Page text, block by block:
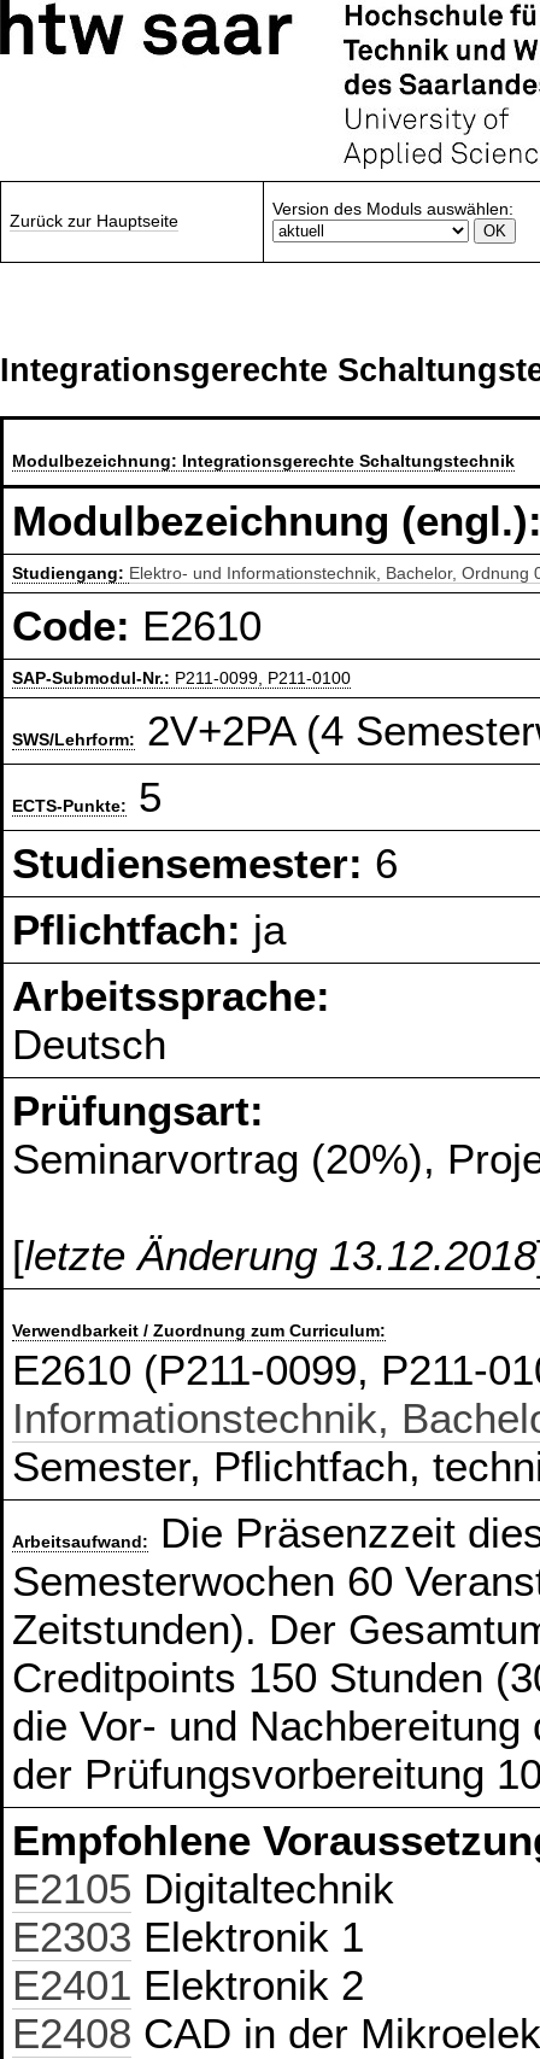
Zurück zur Hauptseite
Version des Moduls auswählen:
Integrationsgerechte
Modulbezeichnung: Integrationsgerechte Schaltungstechnik
Modulbezeichnung
Studiengang: Elektro- und Informationstechnik, Bachelor, Ordnung
Code: E2610
SAP-Submodul-Nr.: P211-0099, P211-0100
SWS/Lehrform: 2V+2PA (4
ECTS-Punkte:
5
Studiensemester: 6
Pflichtfach: ja
Arbeitssprache:
Deutsch
Prüfungsart:
Seminarvortrag (20%),
[letzte Änderung 13.12.2018
Verwendbarkeit / Zuordnung zum Curriculum:
E2610 (P211-0099, P211-
Informationstechnik,
Semester, Pflichtfach,
Arbeitsaufwand:
Die Präsenzzeit
Semesterwochen 60
Zeitstunden). Der
Creditpoints 150 Stunden
die Vor- und
der Prüfungsvorbereitung
Empfohlene
E2105 Digitaltechnik
E2303 Elektronik 1
E2401 Elektronik 2
E2408 CAD in der